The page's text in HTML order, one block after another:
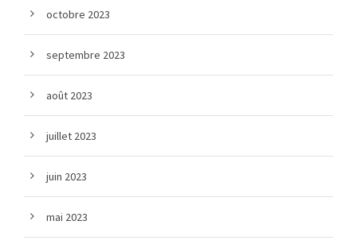
octobre 2023
septembre 2023
août 2023
juillet 2023
juin 2023
mai 2023